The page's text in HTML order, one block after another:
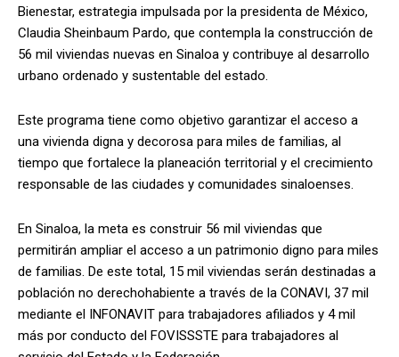
Bienestar, estrategia impulsada por la presidenta de México,
Claudia Sheinbaum Pardo, que contempla la construcción de
56 mil viviendas nuevas en Sinaloa y contribuye al desarrollo
urbano ordenado y sustentable del estado.
Este programa tiene como objetivo garantizar el acceso a
una vivienda digna y decorosa para miles de familias, al
tiempo que fortalece la planeación territorial y el crecimiento
responsable de las ciudades y comunidades sinaloenses.
En Sinaloa, la meta es construir 56 mil viviendas que
permitirán ampliar el acceso a un patrimonio digno para miles
de familias. De este total, 15 mil viviendas serán destinadas a
población no derechohabiente a través de la CONAVI, 37 mil
mediante el INFONAVIT para trabajadores afiliados y 4 mil
más por conducto del FOVISSSTE para trabajadores al